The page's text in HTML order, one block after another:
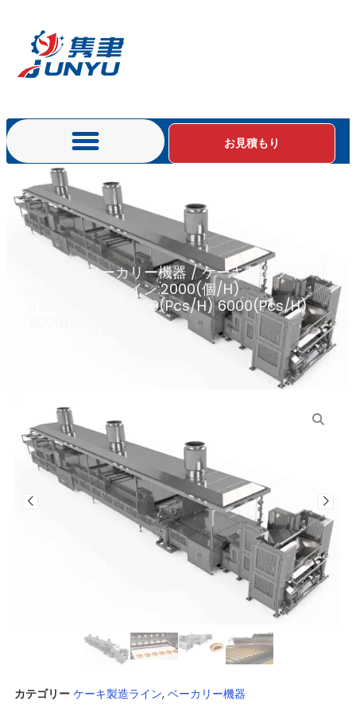
お見積もり
ベーカリー機器 /ケーキ製造ライン/
どら焼き製造ライン:2000(個/H)
4000(Pcs/H) 5000(Pcs/H) 6000(Pcs/H)
カテゴリー ケーキ製造ライン, ベーカリー機器